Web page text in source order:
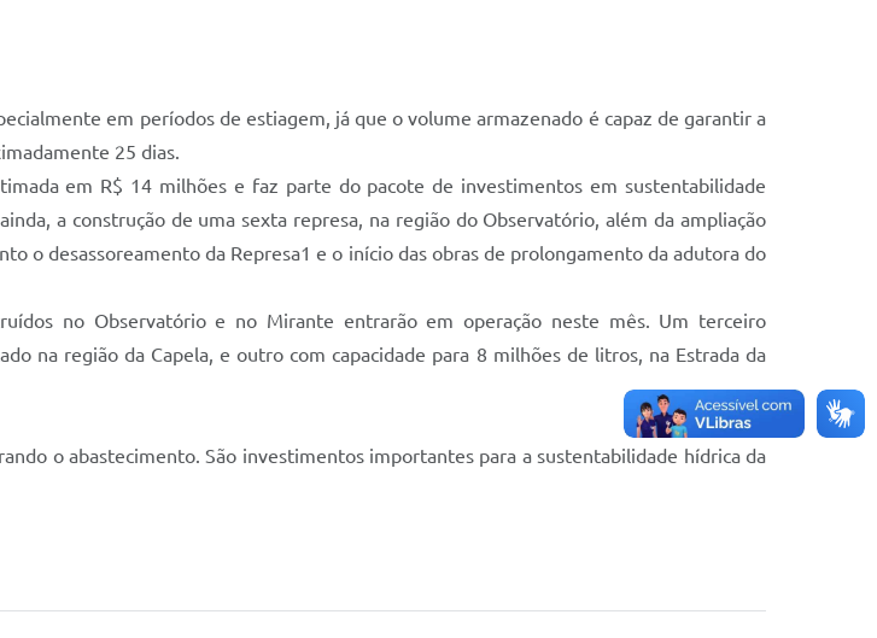
em períodos de estiagem, já que o volume armazenado é capaz de garantir a
25 dias.
em R$ 14 milhões e faz parte do pacote de investimentos em sustentabilidade
a construção de uma sexta represa, na região do Observatório, além da ampliação
o desassoreamento da Represa1 e o início das obras de prolongamento da adutora do
no Observatório e no Mirante entrarão em operação neste mês. Um terceiro
na região da Capela, e outro com capacidade para 8 milhões de litros, na Estrada da
o abastecimento. São investimentos importantes para a sustentabilidade hídrica da